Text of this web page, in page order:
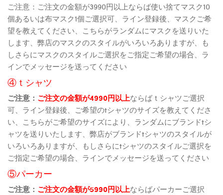
ご注意：ご注文の金額が3990円以上ならば使い捨てマスク10
個あるいは布マスク1個ご選択可、ライン登録後、マスクご希
望を教えてください、こちらがランダムにマスクを送りいた
します、弊店のマスクのスタイルがいろいろありますが、も
しさらにマスクのスタイルご選択をご指定ご希望の場合、ラ
インでメッセージを送ってください
④ｔシャツ
ご注意： ご注文の金額が4990円以上ならばｔシャツご選択
可、ライン登録後、ご希望のtシャツのサイズを教えてくださ
い、こちらがご希望のサイズにより、ランダムにブランドtシ
ャツを送りいたします、弊店がブランドtシャツのスタイルが
いろいろありますが、もしさらにtシャツのスタイルご選択を
ご指定ご希望の場合、ラインでメッセージを送ってください
⑤パーカー
ご注意： ご注文の金額が5990円以上ならばパーカーご選択